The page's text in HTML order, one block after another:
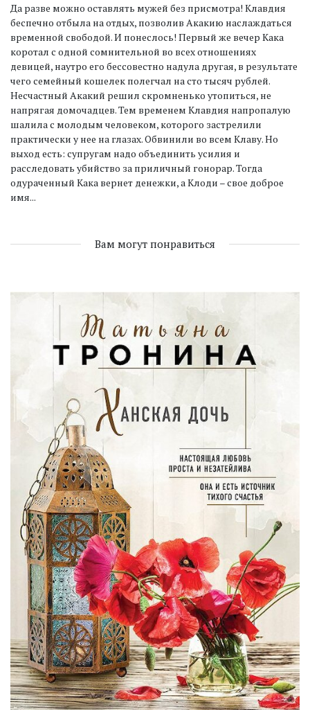
Да разве можно оставлять мужей без присмотра! Клавдия
беспечно отбыла на отдых, позволив Акакию наслаждаться
временной свободой. И понеслось! Первый же вечер Кака
коротал с одной сомнительной во всех отношениях
девицей, наутро его бессовестно надула другая, в результате
чего семейный кошелек полегчал на сто тысяч рублей.
Несчастный Акакий решил скромненько утопиться, не
напрягая домочадцев. Тем временем Клавдия напропалую
шалила с молодым человеком, которого застрелили
практически у нее на глазах. Обвинили во всем Клаву. Но
выход есть: супругам надо объединить усилия и
расследовать убийство за приличный гонорар. Тогда
одураченный Кака вернет денежки, а Клоди – свое доброе
имя...
Вам могут понравиться